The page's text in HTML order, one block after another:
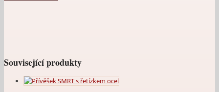
Související produkty